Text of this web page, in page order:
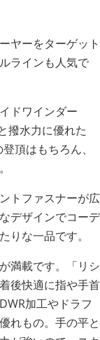
ヤーをターゲット
ラインも人気で
ドワインダー
撥水力に優れた
頂はもちろん、
トファスナーが広
デザインでコーデ
りな一品です。
満載です。「リシ
後快適に指や手首
加工やドラフ
れもの。手の平と